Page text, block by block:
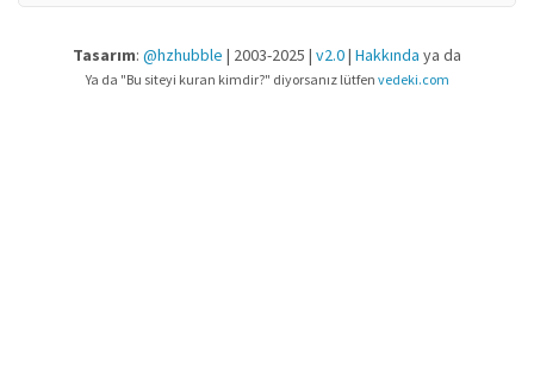
Tasarım: @hzhubble | 2003-2025 | v2.0| Hakkında ya da
Ya da "Bu siteyi kuran kimdir?" diyorsanız lütfen vedeki.com